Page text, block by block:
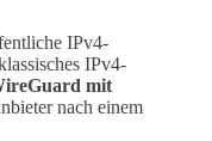
IPv4-
IPv4-
mit
nach einem